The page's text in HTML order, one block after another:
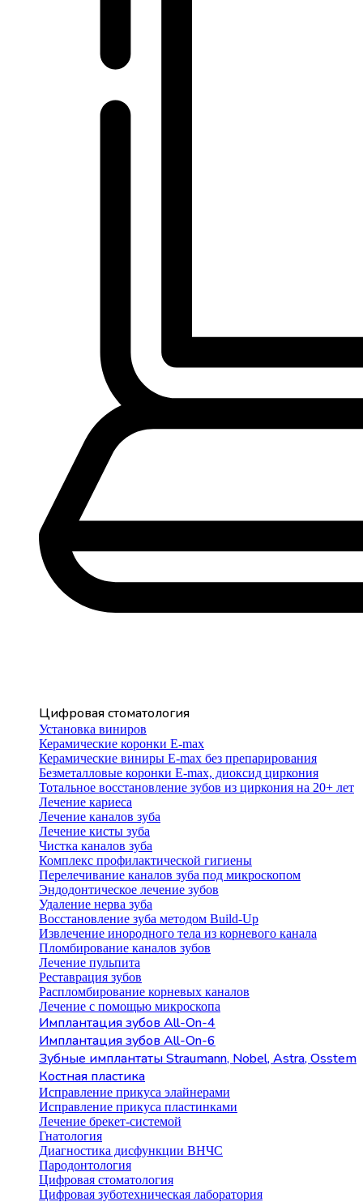
Цифровая стоматология
Установка виниров
Керамические коронки E-max
Керамические виниры E-max без препарирования
Безметалловые коронки Е-max, диоксид циркония
Тотальное восстановление зубов из циркония на 20+ лет
Лечение кариеса
Лечение каналов зуба
Лечение кисты зуба
Чистка каналов зуба
Комплекс профилактической гигиены
Перелечивание каналов зуба под микроскопом
Эндодонтическое лечение зубов
Удаление нерва зуба
Восстановление зуба методом Build-Up
Извлечение инородного тела из корневого канала
Пломбирование каналов зубов
Лечение пульпита
Реставрация зубов
Распломбирование корневых каналов
Лечение с помощью микроскопа
Имплантация зубов All-On-4
Имплантация зубов All-On-6
Зубные имплантаты Straumann, Nobel, Astra, Osstem
Костная пластика
Исправление прикуса элайнерами
Исправление прикуса пластинками
Лечение брекет-системой
Гнатология
Диагностика дисфункции ВНЧС
Пародонтология
Цифровая стоматология
Цифровая зуботехническая лаборатория